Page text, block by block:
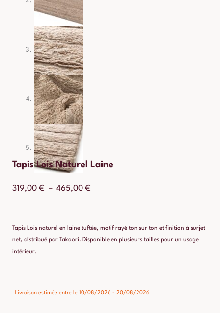
Tapis Lois Naturel Laine
319,00 € – 465,00 €
319,00 €
Tapis Lois naturel en laine tuftée, motif rayé ton sur ton et finition à surjet
net, distribué par Takoori. Disponible en plusieurs tailles pour un usage
intérieur.
Livraison estimée entre le 10/08/2026 - 20/08/2026